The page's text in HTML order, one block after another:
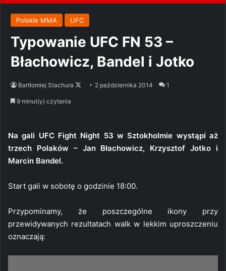
Polskie MMA UFC
Typowanie UFC FN 53 –
Błachowicz, Bandel i Jotko
Bartłomiej Stachura
Follow2 października 2014 1
9 minut(y) czytania
Na gali UFC Fight Night 53 w Sztokholmie wystąpi aż
trzech Polaków – Jan Błachowicz, Krzysztof Jotko i
Marcin Bandel.
Start gali w sobotę o godzinie 18:00.
Przypominamy, że poszczególne ikony przy
przewidywanych rezultatach walk w lekkim uproszczeniu
oznaczają: